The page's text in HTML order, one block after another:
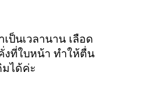
ป็นเวลานาน เลือด
งที่ใบหน้า ทำให้ตื่น
มได้ค่ะ